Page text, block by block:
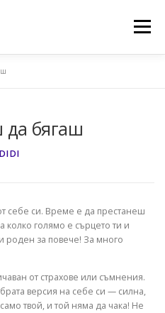
Menu
BLOG
да бягаш
DIDI
себе си. Време е да престанеш
колко голямо е сърцето ти и
роден за повече! За много
от страхове или съмнения.
версия на себе си — силна,
твой, и той няма да чака! Не